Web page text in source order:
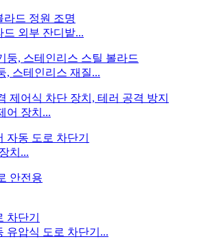
외부 잔디밭...
, 스테인리스 재질...
어 장치...
치...
유압식 도로 차단기...